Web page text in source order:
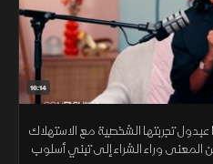
16:14
عبدول تجربتها الشخصية مع الاستهلاك
وراء الشراء إلى تبني أسلوب